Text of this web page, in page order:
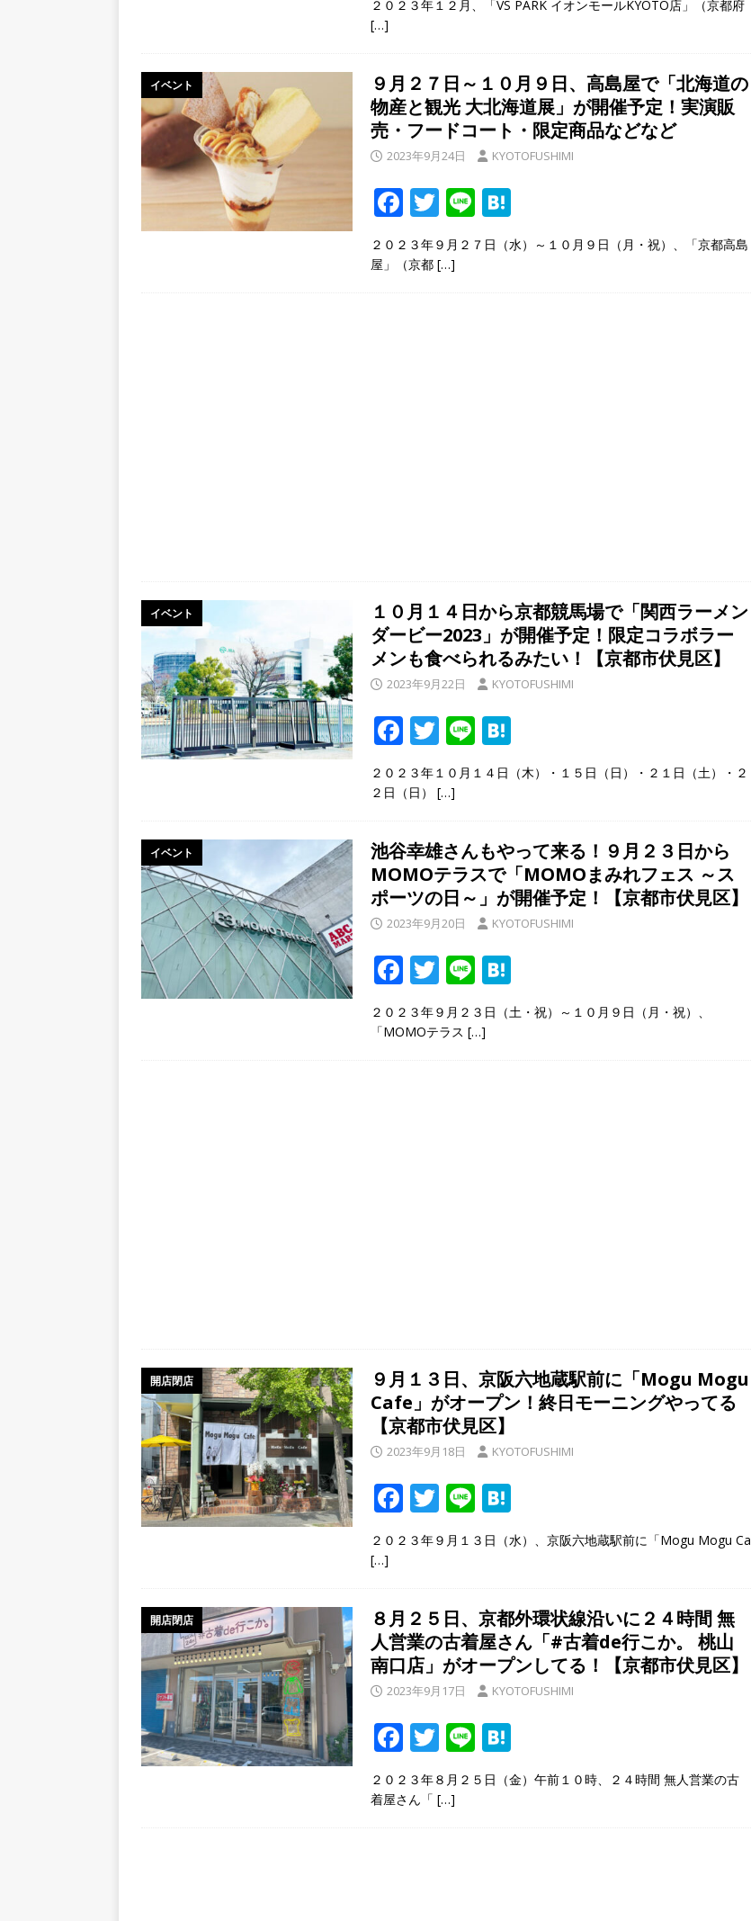
e
o
o
k
itt e
a
２０２３年１２月、「VS PARK イオンモールKYOTO店」（京都府
[…]
イベント
９月２７日～１０月９日、高島屋で「北海道の
物産と観光 大北海道展」が開催予定！実演販
売・フードコート・限定商品などなど
2023年9月24日 KYOTOFUSHIMI
F
ac
e
T
w
itt
Li
n
e
at
e
２０２３年９月２７日（水）～１０月９日（月・祝）、「京都高島
屋」（京都 […]
イベント
１０月１４日から京都競馬場で「関西ラーメン
ダービー2023」が開催予定！限定コラボラー
メンも食べられるみたい！【京都市伏見区】
2023年9月22日 KYOTOFUSHIMI
F
ac
e
o
o
k
T
w
itt
Li
n
e
at
e
a
２０２３年１０月１４日（木）・１５日（日）・２１日（土）・２
２日（日） […]
イベント
池谷幸雄さんもやって来る！９月２３日から
MOMOテラスで「MOMOまみれフェス ～ス
ポーツの日～」が開催予定！【京都市伏見区】
2023年9月20日 KYOTOFUSHIMI
F
ac
e
T
w
itt
Li
n
e
at
e
２０２３年９月２３日（土・祝）～１０月９日（月・祝）、
「MOMOテラス […]
開店閉店
９月１３日、京阪六地蔵駅前に「Mogu Mogu
Cafe」がオープン！終日モーニングやってる
【京都市伏見区】
2023年9月18日 KYOTOFUSHIMI
F
ac
e
o
o
k
T
w
itt
Li
n
e
at
e
a
２０２３年９月１３日（水）、京阪六地蔵駅前に「Mogu Mogu Ca
[…]
開店閉店
８月２５日、京都外環状線沿いに２４時間 無
人営業の古着屋さん「#古着de行こか。 桃山
南口店」がオープンしてる！【京都市伏見区】
2023年9月17日 KYOTOFUSHIMI
F
ac
e
T
w
itt
Li
n
e
at
e
２０２３年８月２５日（金）午前１０時、２４時間 無人営業の古
着屋さん「 […]